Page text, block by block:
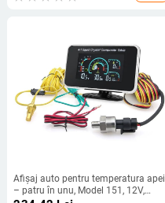
Afișaj auto pentru temperatura apei
– patru în unu, Model 151, 12V,